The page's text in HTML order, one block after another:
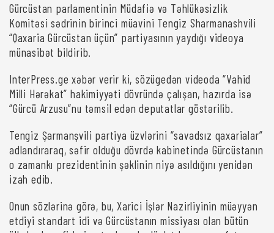
Gürcüstan parlamentinin Müdafiə və Təhlükəsizlik
Komitəsi sədrinin birinci müavini Tengiz Sharmanashvili
“Qaxaria Gürcüstan üçün” partiyasının yaydığı videoya
münasibət bildirib.
InterPress.ge xəbər verir ki, sözügedən videoda “Vahid
Milli Hərəkat” hakimiyyəti dövründə çalışan, hazırda isə
“Gürcü Arzusu”nu təmsil edən deputatlar göstərilib.
Tengiz Şarmanşvili partiya üzvlərini “savadsız qaxarialar”
adlandıraraq, səfir olduğu dövrdə kabinetində Gürcüstanın
o zamankı prezidentinin şəklinin niyə asıldığını yenidən
izah edib.
Onun sözlərinə görə, bu, Xarici İşlər Nazirliyinin müəyyən
etdiyi standart idi və Gürcüstanın missiyası olan bütün